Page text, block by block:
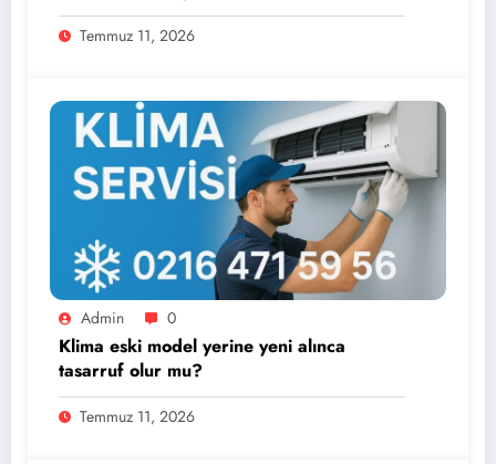
Temmuz 11, 2026
Admin 0
Klima eski model yerine yeni alınca
tasarruf olur mu?
Temmuz 11, 2026